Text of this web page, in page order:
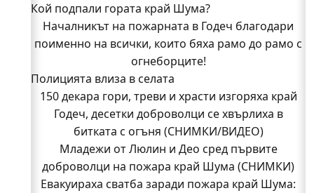
огнеборците!
150 декара гори, треви и храсти изгоряха край
Годеч, десетки доброволци се хвърлиха в
битката с огъня (СНИМКИ/ВИДЕО)
Полицията влиза в селата
Възможни са прекъсвания на тока утре в части
от община Годеч
Какво накара Яна и Станимир да изберат Годеч
пред живота в чужбина? (ВИДЕО)
Родов оброк събра поколения под старата круша
в Букоровци, гостите опитаха вкуса на Годеч
Кой подпали гората край Шума?
Началникът на пожарната в Годеч благодари
поименно на всички, които бяха рамо до рамо с
огнеборците!
Полицията влиза в селата
150 декара гори, треви и храсти изгоряха край
Годеч, десетки доброволци се хвърлиха в
битката с огъня (СНИМКИ/ВИДЕО)
Младежи от Люлин и Део сред първите
доброволци на пожара край Шума (СНИМКИ)
Евакуираха сватба заради пожара край Шума: